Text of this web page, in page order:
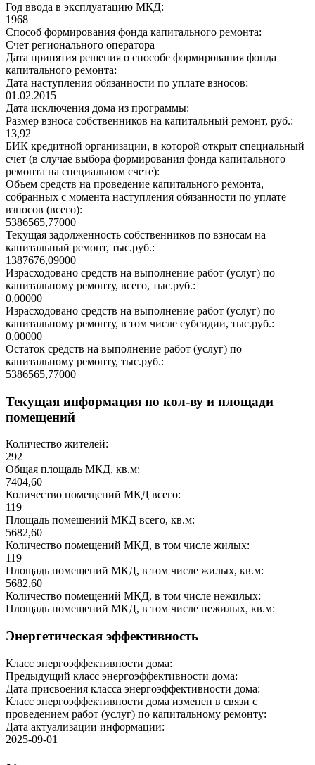
Год ввода в эксплуатацию МКД:
1968
Способ формирования фонда капитального ремонта:
Счет регионального оператора
Дата принятия решения о способе формирования фонда
капитального ремонта:
Дата наступления обязанности по уплате взносов:
01.02.2015
Дата исключения дома из программы:
Размер взноса собственников на капитальный ремонт, руб.:
13,92
БИК кредитной организации, в которой открыт специальный
счет (в случае выбора формирования фонда капитального
ремонта на специальном счете):
Объем средств на проведение капитального ремонта,
собранных с момента наступления обязанности по уплате
взносов (всего):
5386565,77000
Текущая задолженность собственников по взносам на
капитальный ремонт, тыс.руб.:
1387676,09000
Израсходовано средств на выполнение работ (услуг) по
капитальному ремонту, всего, тыс.руб.:
0,00000
Израсходовано средств на выполнение работ (услуг) по
капитальному ремонту, в том числе субсидии, тыс.руб.:
0,00000
Остаток средств на выполнение работ (услуг) по
капитальному ремонту, тыс.руб.:
5386565,77000
Текущая информация по кол-ву и площади
помещений
Количество жителей:
292
Общая площадь МКД, кв.м:
7404,60
Количество помещений МКД всего:
119
Площадь помещений МКД всего, кв.м:
5682,60
Количество помещений МКД, в том числе жилых:
119
Площадь помещений МКД, в том числе жилых, кв.м:
5682,60
Количество помещений МКД, в том числе нежилых:
Площадь помещений МКД, в том числе нежилых, кв.м:
Энергетическая эффективность
Класс энергоэффективности дома:
Предыдущий класс энергоэффективности дома:
Дата присвоения класса энергоэффективности дома:
Класс энергоэффективности дома изменен в связи с
проведением работ (услуг) по капитальному ремонту:
Дата актуализации информации:
2025-09-01